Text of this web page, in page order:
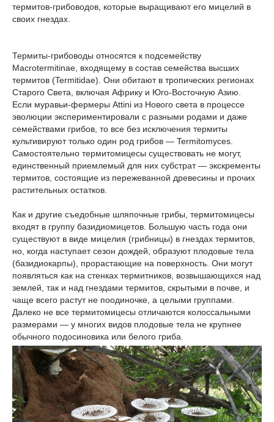
термитов-грибоводов, которые выращивают его мицелий в
своих гнездах.
Термиты-грибоводы относятся к подсемейству
Macrotermitinae, входящему в состав семейства высших
термитов (Termitidae). Они обитают в тропических регионах
Старого Света, включая Африку и Юго-Восточную Азию.
Если муравьи-фермеры Attini из Нового света в процессе
эволюции экспериментировали с разными родами и даже
семействами грибов, то все без исключения термиты
культивируют только один род грибов — Termitomyces.
Самостоятельно термитомицесы существовать не могут,
единственный приемлемый для них субстрат — экскременты
термитов, состоящие из пережеванной древесины и прочих
растительных остатков.
Как и другие съедобные шляпочные грибы, термитомицесы
входят в группу базидиомицетов. Большую часть года они
существуют в виде мицелия (грибницы) в гнездах термитов,
но, когда наступает сезон дождей, образуют плодовые тела
(базидиокарпы), прорастающие на поверхность. Они могут
появляться как на стенках термитников, возвышающихся над
землей, так и над гнездами термитов, скрытыми в почве, и
чаще всего растут не поодиночке, а целыми группами.
Далеко не все термитомицесы отличаются колоссальными
размерами — у многих видов плодовые тела не крупнее
обычного подосиновика или белого гриба.